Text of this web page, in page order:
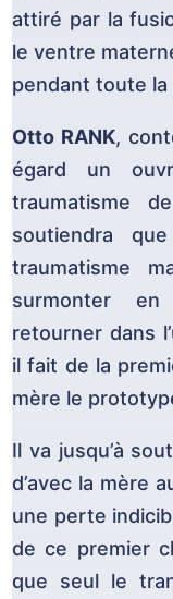
attiré par la
le ventre
pendant toute
Otto RANK,
égard un
traumatisme
soutiendra
traumatisme
surmonter en
retourner dans
il fait de la
mère le
Il va jusqu’à
d’avec la mère
une perte
de ce premier
que seul le